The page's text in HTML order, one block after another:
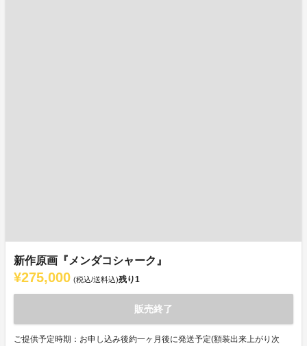
新作原画『メンダコシャーク』
¥275,000 (税込/送料込)残り1
販売終了
ご提供予定時期：お申し込み後約一ヶ月後に発送予定(額装出来上がり次